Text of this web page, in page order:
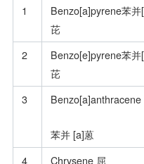
1
Benzo[a]pyrene苯并
芘
2
Benzo[e]pyrene苯并
芘
3 Benzo[a]anthracene
苯并 [a]蒽
4 Chrysene 屈